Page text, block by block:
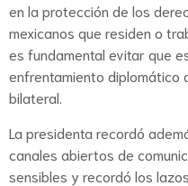
en la protección de los
mexicanos que residen o
es fundamental evitar que
enfrentamiento diplomático
bilateral.
La presidenta recordó
canales abiertos de
sensibles y recordó los